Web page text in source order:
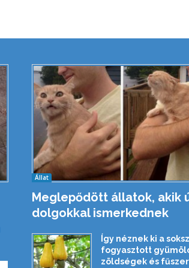
Állat
Meglepődött állatok, akik
dolgokkal ismerkednek
Így néznek ki a
fogyasztott
zöldségek és